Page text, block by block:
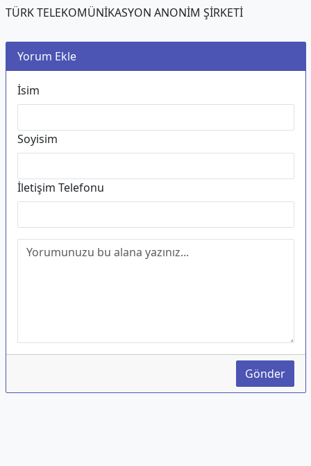
TÜRK TELEKOMÜNİKASYON ANONİM ŞİRKETİ
Yorum Ekle
İsim
Soyisim
İletişim Telefonu
Gönder